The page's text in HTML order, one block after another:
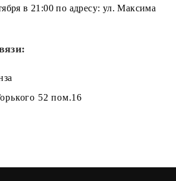
в 21:00 по адресу: ул. Максима
52 пом.16